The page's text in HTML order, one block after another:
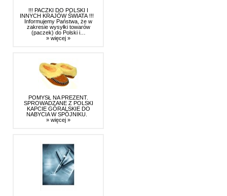
!!! PACZKI DO POLSKI I
INNYCH KRAJÓW ŚWIATA !!!
Informujemy Państwa, że w
zakresie wysyłki towarów
(paczek) do Polski i…
» więcej »
POMYSŁ NA PREZENT.
SPROWADZANE Z POLSKI
KAPCIE GÓRALSKIE DO
NABYCIA W SPÓJNIKU.
» więcej »